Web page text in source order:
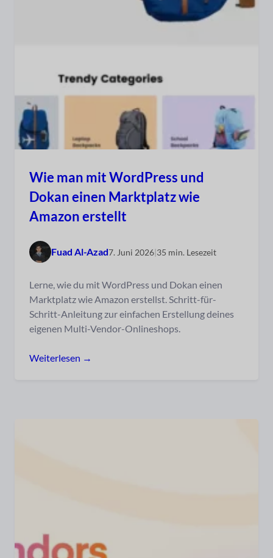
Wie man mit WordPress und
Dokan einen Marktplatz wie
Amazon erstellt
Fuad Al-Azad7. Juni 2026|35 min. Lesezeit
Lerne, wie du mit WordPress und Dokan einen
Marktplatz wie Amazon erstellst. Schritt-für-
Schritt-Anleitung zur einfachen Erstellung deines
eigenen Multi-Vendor-Onlineshops.
Weiterlesen →